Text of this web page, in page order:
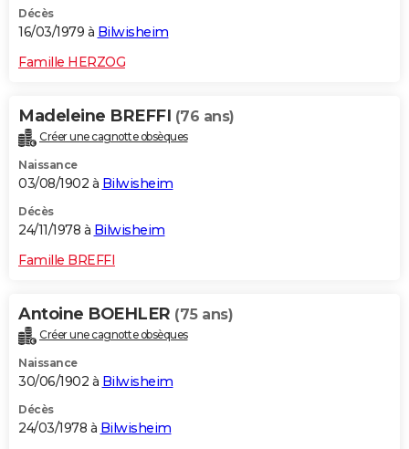
Décès
16/03/1979 à Bilwisheim
Famille HERZOG
Madeleine BREFFI (76 ans)
Créer une cagnotte obsèques
Naissance
03/08/1902 à Bilwisheim
Décès
24/11/1978 à Bilwisheim
Famille BREFFI
Antoine BOEHLER (75 ans)
Créer une cagnotte obsèques
Naissance
30/06/1902 à Bilwisheim
Décès
24/03/1978 à Bilwisheim